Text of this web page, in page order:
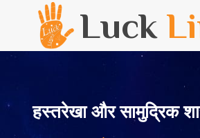
Luck
हस्तरेखा और सामुद्रिक